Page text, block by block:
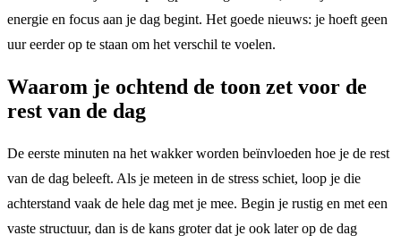
energie en focus aan je dag begint. Het goede nieuws: je hoeft geen
uur eerder op te staan om het verschil te voelen.
Waarom je ochtend de toon zet voor de
rest van de dag
De eerste minuten na het wakker worden beïnvloeden hoe je de rest
van de dag beleeft. Als je meteen in de stress schiet, loop je die
achterstand vaak de hele dag met je mee. Begin je rustig en met een
vaste structuur, dan is de kans groter dat je ook later op de dag